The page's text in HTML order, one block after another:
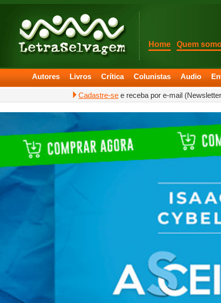
Home Quem
Autores Livros Crítica Colunistas Audio
Cadastre-se e receba por e-mail